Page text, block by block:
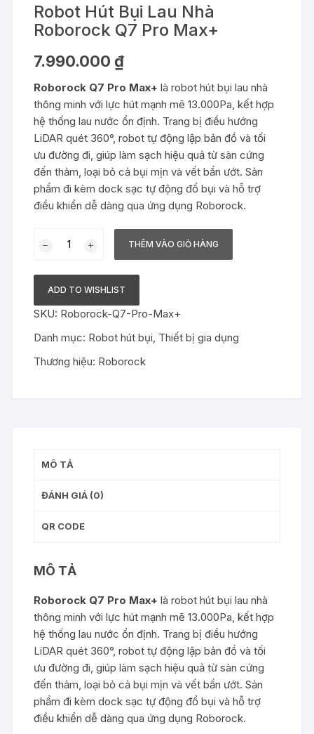
Robot Hút Bụi Lau Nhà
Roborock Q7 Pro Max+
7.990.000 ₫
Roborock Q7 Pro Max+là robot hút bụi lau nhà
thông minh với lực hút mạnh mẽ 13.000Pa, kết hợp
hệ thống lau nước ổn định. Trang bị điều hướng
LiDAR quét 360°, robot tự động lập bản đồ và tối
ưu đường đi, giúp làm sạch hiệu quả từ sàn cứng
đến thảm, loại bỏ cả bụi mịn và vết bẩn ướt. Sản
phẩm đi kèm dock sạc tự động đổ bụi và hỗ trợ
điều khiển dễ dàng qua ứng dụng Roborock.
Lau
Nhà
Roborock
Q7
Max+
THÊM VÀO GIỎ HÀNG
ADD TO WISHLIST
SKU: Roborock-Q7-Pro-Max+
Danh mục: Robot hút bụi Thiết bị gia dụng
Thương hiệu: Roborock
MÔ TẢ
ĐÁNH GIÁ (0)
QR CODE
MÔ TẢ
Roborock Q7 Pro Max+là robot hút bụi lau nhà
thông minh với lực hút mạnh mẽ 13.000Pa, kết hợp
hệ thống lau nước ổn định. Trang bị điều hướng
LiDAR quét 360°, robot tự động lập bản đồ và tối
ưu đường đi, giúp làm sạch hiệu quả từ sàn cứng
đến thảm, loại bỏ cả bụi mịn và vết bẩn ướt. Sản
phẩm đi kèm dock sạc tự động đổ bụi và hỗ trợ
điều khiển dễ dàng qua ứng dụng Roborock.